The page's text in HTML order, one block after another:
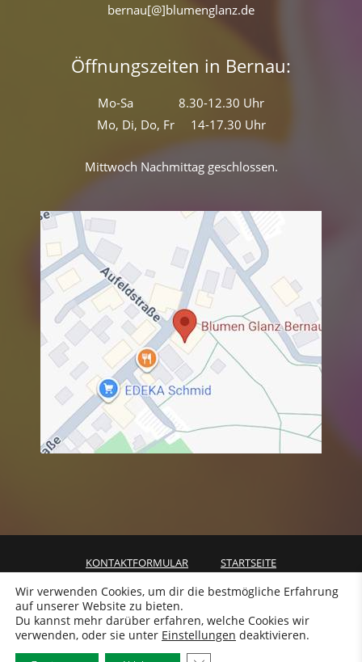
bernau[@]blumenglanz.de
Öffnungszeiten in Bernau:
Mo-Sa 8.30-12.30 Uhr
Mo, Di, Do, Fr 14-17.30 Uhr
Mittwoch Nachmittag geschlossen.
KONTAKTFORMULAR
STARTSEITE
VERSAND & LIEFERUNG
ALLGEMEINE GESCHÄFTSBEDINGUNGEN
WIDERRUF
IMPRESSUM
COPYRIGHT © 2026 | BLUMEN GLANZ BLUMEN GLANZ - IHRE GÄRTNEREI
Wir verwenden Cookies, um dir die bestmögliche Erfahrung
auf unserer Website zu bieten.
Du kannst mehr darüber erfahren, welche Cookies wir
verwenden, oder sie unter Einstellungen deaktivieren.